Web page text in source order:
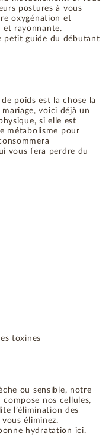
postures à vous
oxygénation et
et rayonnante.
petit guide du débutant
poids est la chose la
voici déjà un
si elle est
métabolisme pour
vous fera perdre du
toxines
ou sensible, notre
compose nos cellules,
l’élimination des
éliminez.
hydratation ici.